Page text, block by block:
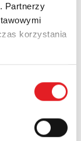
Partnerzy
korzystania
offer